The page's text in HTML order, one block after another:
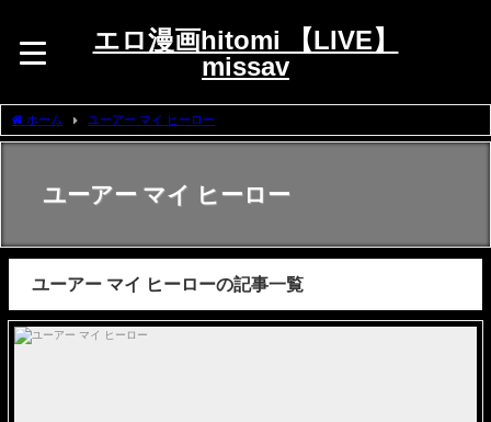
エロ漫画hitomi 【LIVE】
missav
ホーム ユーアー マイ ヒーロー
ユーアー マイ ヒーロー
ユーアー マイ ヒーローの記事一覧